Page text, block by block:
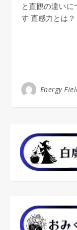
と直観の違いに
す 直感力とは
Energy